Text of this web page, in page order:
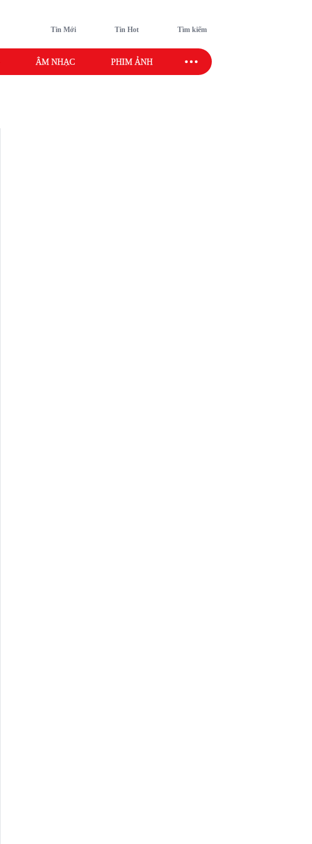
Tin Mới Tin Hot Tìm kiếm
ÂM NHẠC PHIM ẢNH SAO SPORT